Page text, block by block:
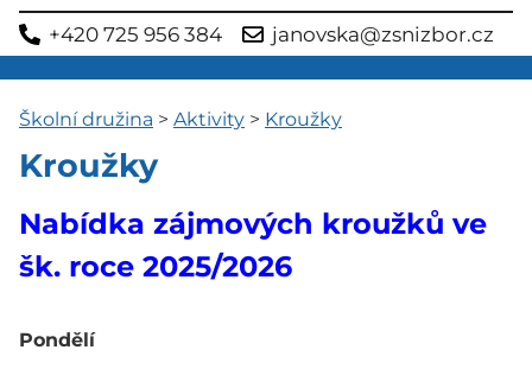
+420 725 956 384 janovska@zsnizbor.cz
Školní družina > Aktivity > Kroužky
Kroužky
Nabídka zájmových kroužků ve
šk. roce 2025/2026
Pondělí